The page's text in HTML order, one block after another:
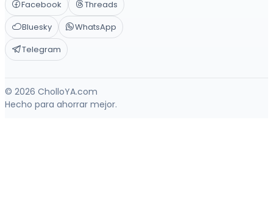
Facebook
Threads
Bluesky
WhatsApp
Telegram
© 2026 CholloYA.com
Hecho para ahorrar mejor.